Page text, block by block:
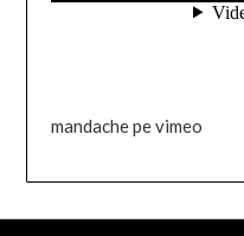
mandache pe vimeo